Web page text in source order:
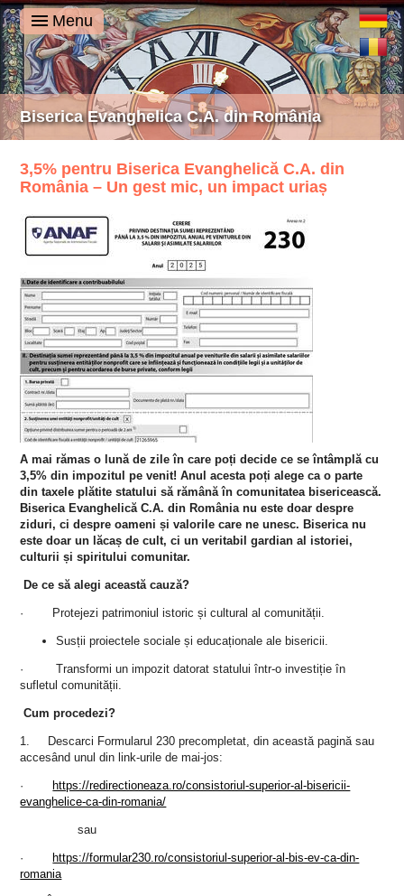
Biserica Evanghelica C.A. din România
3,5% pentru Biserica Evanghelică C.A. din
România – Un gest mic, un impact uriaș
A mai rămas o lună de zile în care poți decide ce se întâmplă cu
3,5% din impozitul pe venit!Anul acesta poți alege ca o parte
din taxele plătite statului să rămână în comunitatea bisericească.
Biserica Evanghelică C.A. din România nu este doar despre
ziduri, ci despre oameni și valorile care ne unesc. Biserica nu
este doar un lăcaș de cult, ci un veritabil gardian al istoriei,
culturii și spiritului comunitar.
De ce să alegi această cauză?
· Protejezi patrimoniul istoric și cultural al comunității.
Susții proiectele sociale și educaționale ale bisericii.
· Transformi un impozit datorat statului într-o investiție în
sufletul comunității.
Cum procedezi?
1. Descarci Formularul 230 precompletat, din această pagină sau
accesând unul din link-urile de mai-jos:
·
https://redirectioneaza.ro/consistoriul-superior-al-bisericii-
evanghelice-ca-din-romania/
sau
·
https://formular230.ro/consistoriul-superior-al-bis-ev-ca-din-
romania
Deutsch
Română
Menu